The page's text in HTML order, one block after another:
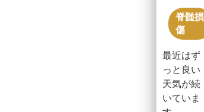
脊髄損
傷
最近はず
っと良い
天気が続
いていま